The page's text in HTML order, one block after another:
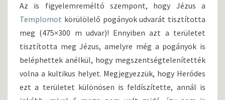
Az is figyelemreméltó szempont, hogy Jézus a
Templomot körülölelő pogányok udvarát tisztította
meg (475×300 m udvar)! Ennyiben azt a területet
tisztította meg Jézus, amelyre még a pogányok is
beléphettek anélkül, hogy megszentségtelenítették
volna a kultikus helyet. Megjegyezzük, hogy Heródes
ezt a területet különösen is feldíszítette, annál is